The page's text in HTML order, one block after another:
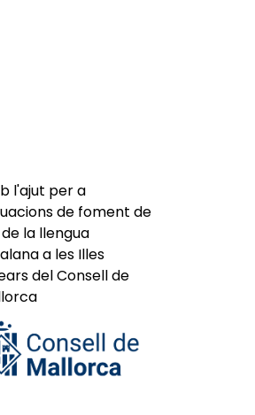
l'ajut per a
de foment de
de la llengua
a les Illes
del Consell de